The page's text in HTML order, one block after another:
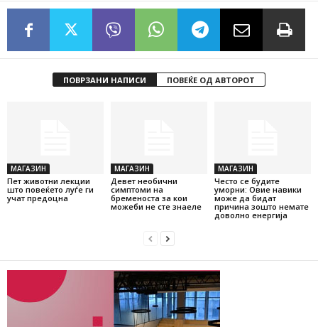
ПОВРЗАНИ НАПИСИ ПОВЕЌЕ ОД АВТОРОТ
МАГАЗИН
Пет животни лекции
што повеќето луѓе ги
учат предоцна
МАГАЗИН
Девет необични
симптоми на
бременоста за кои
можеби не сте знаеле
МАГАЗИН
Често се будите
уморни: Овие навики
може да бидат
причина зошто немате
доволно енергија